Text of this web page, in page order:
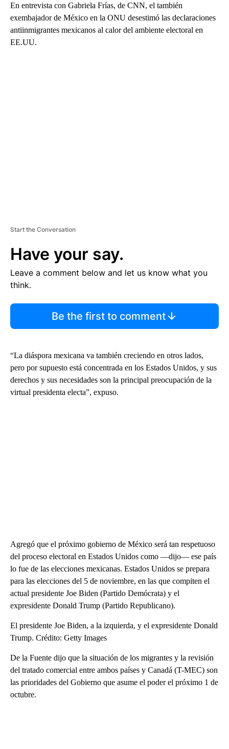
En entrevista con Gabriela Frías, de CNN, el también
exembajador de México en la ONU desestimó las declaraciones
antiinmigrantes mexicanos al calor del ambiente electoral en
EE.UU.
Start the Conversation
Have your say.
Leave a comment below and let us know what you
think.
Be the first to comment
“La diáspora mexicana va también creciendo en otros lados,
pero por supuesto está concentrada en los Estados Unidos, y sus
derechos y sus necesidades son la principal preocupación de la
virtual presidenta electa”, expuso.
Agregó que el próximo gobierno de México será tan respetuoso
del proceso electoral en Estados Unidos como ―dijo― ese país
lo fue de las elecciones mexicanas. Estados Unidos se prepara
para las elecciones del 5 de noviembre, en las que compiten el
actual presidente Joe Biden (Partido Demócrata) y el
expresidente Donald Trump (Partido Republicano).
El presidente Joe Biden, a la izquierda, y el expresidente Donald
Trump. Crédito: Getty Images
De la Fuente dijo que la situación de los migrantes y la revisión
del tratado comercial entre ambos países y Canadá (T-MEC) son
las prioridades del Gobierno que asume el poder el próximo 1 de
octubre.